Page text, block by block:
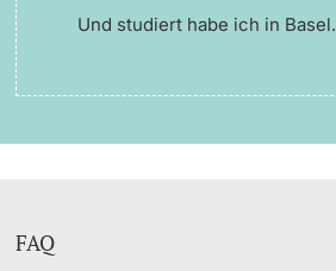
Und studiert habe ich in Basel.
FAQ